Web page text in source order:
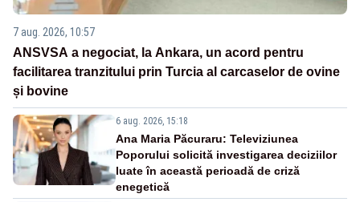
7 aug. 2026, 10:57
ANSVSA a negociat, la Ankara, un acord pentru
facilitarea tranzitului prin Turcia al carcaselor de ovine
și bovine
6 aug. 2026, 15:18
Ana Maria Păcuraru: Televiziunea
Poporului solicită investigarea deciziilor
luate în această perioadă de criză
enegetică